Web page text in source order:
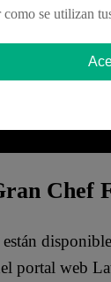
Chef
portal web
se utilizan